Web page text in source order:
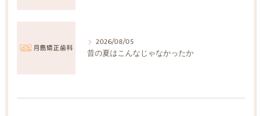
2026/08/05
昔の夏はこんなじゃなかったか